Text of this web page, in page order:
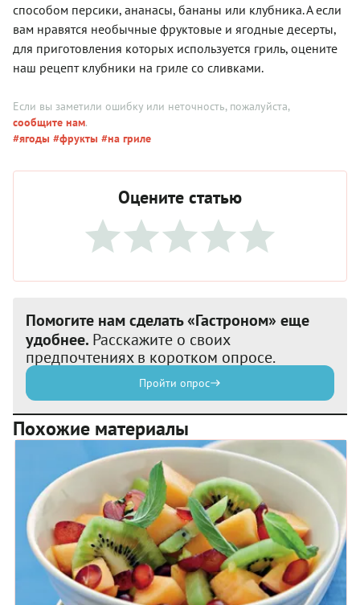
способом персики, ананасы, бананы или клубника. А если
вам нравятся необычные фруктовые и ягодные десерты,
для приготовления которых используется гриль, оцените
наш рецепт клубники на гриле со сливками.
Если вы заметили ошибку или неточность, пожалуйста,
сообщите нам.
#ягоды #фрукты #на гриле
Оцените статью
Помогите нам сделать «Гастроном» еще
удобнее. Расскажите о своих
предпочтениях в коротком опросе.
Пройти опрос
Похожие материалы